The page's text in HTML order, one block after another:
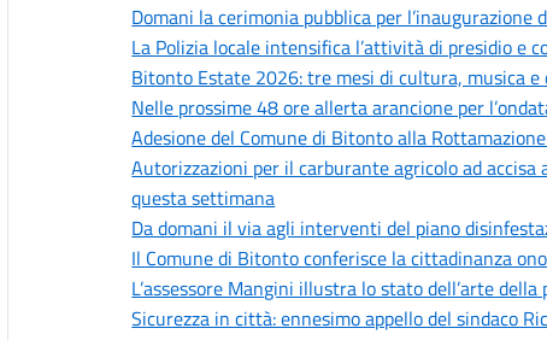
Domani la cerimonia pubblica per l’inaugurazione
La Polizia locale intensifica l’attività di presidio e
Bitonto Estate 2026: tre mesi di cultura, musica
Nelle prossime 48 ore allerta arancione per
Adesione del Comune di Bitonto alla
Autorizzazioni per il carburante agricolo ad
questa settimana
Da domani il via agli interventi del piano
Il Comune di Bitonto conferisce la cittadinanza
L’assessore Mangini illustra lo stato dell’arte
Sicurezza in città: ennesimo appello del sindaco